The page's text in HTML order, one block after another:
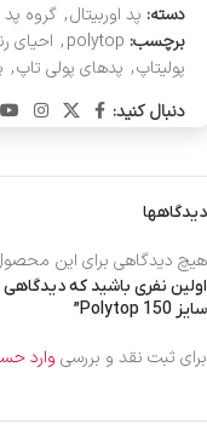
دسته: پد اوربیتال, گروه
برچسب: polytop
, احیای
پولیتاپ, پدهای پولی تاپ,
دنبال کنید:
دیدگاهها
هیچ دیدگاهی برای این
اولین نفری باشید که دیدگاهی
سایز 150 Polytop”
برای ثبت نقد و بررسی وارد